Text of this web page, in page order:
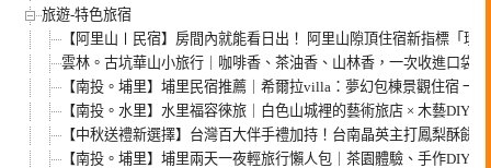
旅遊-特色旅宿
【阿里山〡民宿】房間內就能看日出！ 阿里山隙頂住宿新指標「璦
雲林。古坑華山小旅行｜咖啡香、茶油香、山林香，一次收進口袋
【南投。埔里】埔里民宿推薦｜希爾拉villa：夢幻包棟景觀住宿 一
【南投。水里】水里福容徠旅｜白色山城裡的藝術旅店 × 木藝DIY ×
【中秋送禮新選擇】台灣百大伴手禮加持！台南晶英主打鳳梨酥餅 ×
【南投。埔里】埔里兩天一夜輕旅行懶人包｜茶園體驗、手作DIY